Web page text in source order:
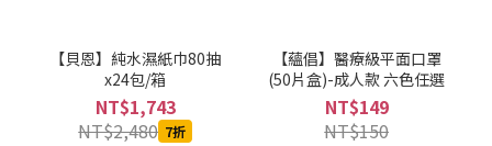
【貝恩】純水濕紙巾80抽
x24包/箱
NT$1,743
NT$2,480 7折
【蘊倡】醫療級平面口罩
(50片盒)-成人款 六色任選
NT$149
NT$150